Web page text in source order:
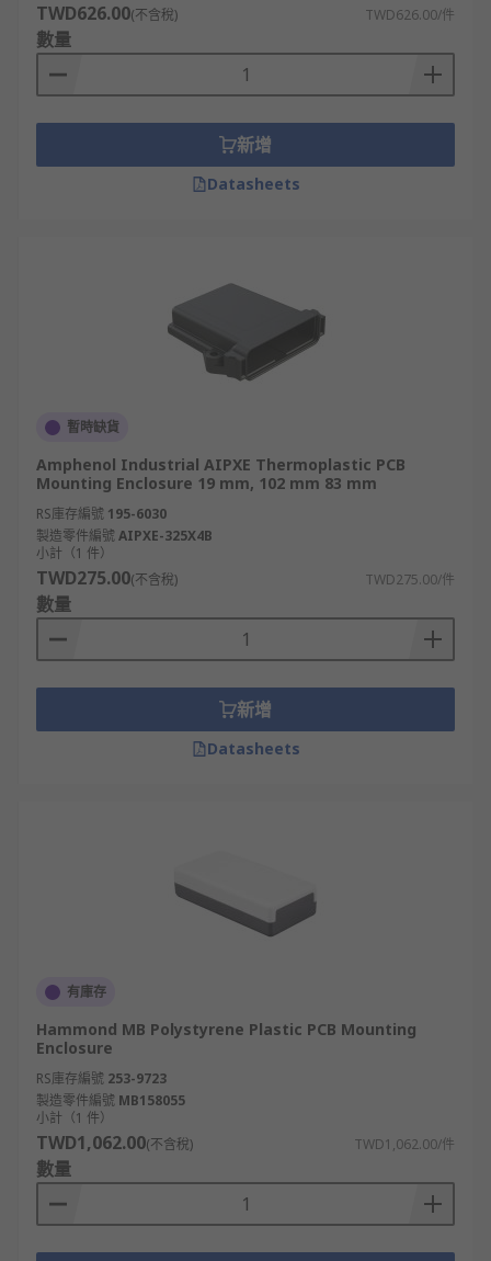
TWD626.00(不含稅) TWD626.00/件
數量
新增
Datasheets
暫時缺貨
Amphenol Industrial AIPXE Thermoplastic PCB
Mounting Enclosure 19 mm, 102 mm 83 mm
RS庫存編號 195-6030
製造零件編號AIPXE-325X4B
小計（1 件）
TWD275.00(不含稅) TWD275.00/件
數量
新增
Datasheets
有庫存
Hammond MB Polystyrene Plastic PCB Mounting
Enclosure
RS庫存編號 253-9723
製造零件編號 MB158055
小計（1 件）
TWD1,062.00(不含稅) TWD1,062.00/件
數量